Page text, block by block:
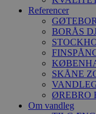
Referencer
BORÅS
SKÅNE
ØREBRO
Om vandleg